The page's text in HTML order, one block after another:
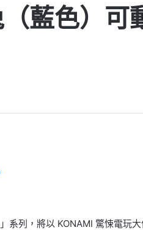
藍色）可
系列，將以 KONAMI 驚悚電玩